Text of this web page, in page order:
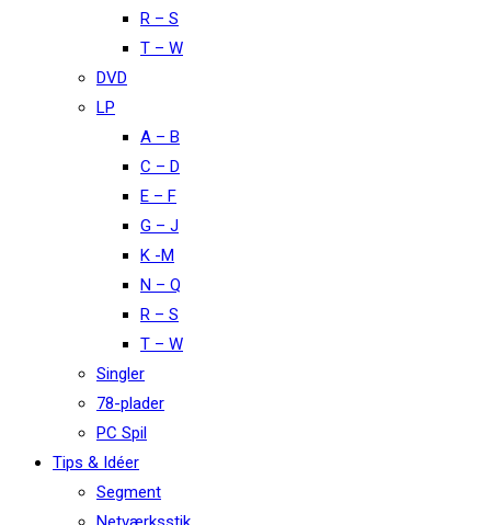
R – S
T – W
DVD
LP
A – B
C – D
E – F
G – J
K -M
N – Q
R – S
T – W
Singler
78-plader
PC Spil
Tips & Idéer
Segment